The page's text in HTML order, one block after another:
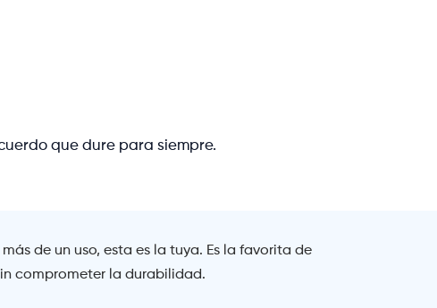
que dure para siempre.
de un uso, esta es la tuya. Es la favorita de
comprometer la durabilidad.